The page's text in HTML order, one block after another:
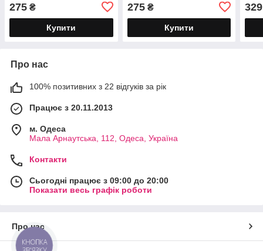
275 ₴
Купити
275₴
Купити
329
Про нас
100% позитивних з 22 відгуків за рік
Працює з 20.11.2013
м. Одеса
Мала Арнаутська, 112, Одеса, Україна
Контакти
Сьогодні працює з 09:00 до 20:00
Показати весь графік роботи
Про нас
КНОПКА